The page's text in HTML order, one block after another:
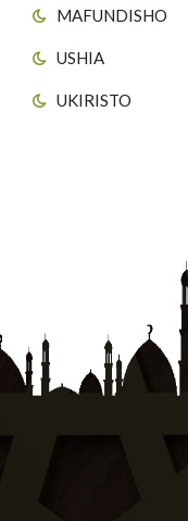
MAFUNDISHO
USHIA
UKIRISTO